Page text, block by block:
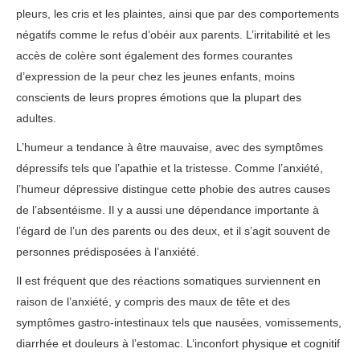
pleurs, les cris et les plaintes, ainsi que par des comportements
négatifs comme le refus d’obéir aux parents. L’irritabilité et les
accès de colère sont également des formes courantes
d’expression de la peur chez les jeunes enfants, moins
conscients de leurs propres émotions que la plupart des
adultes.
L’humeur a tendance à être mauvaise, avec des symptômes
dépressifs tels que l’apathie et la tristesse. Comme l’anxiété,
l’humeur dépressive distingue cette phobie des autres causes
de l’absentéisme. Il y a aussi une dépendance importante à
l’égard de l’un des parents ou des deux, et il s’agit souvent de
personnes prédisposées à l’anxiété.
Il est fréquent que des réactions somatiques surviennent en
raison de l’anxiété, y compris des maux de tête et des
symptômes gastro-intestinaux tels que nausées, vomissements,
diarrhée et douleurs à l’estomac. L’inconfort physique et cognitif